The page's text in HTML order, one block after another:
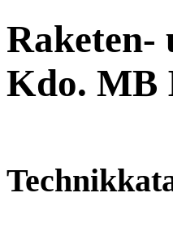
Raketen-
Kdo.